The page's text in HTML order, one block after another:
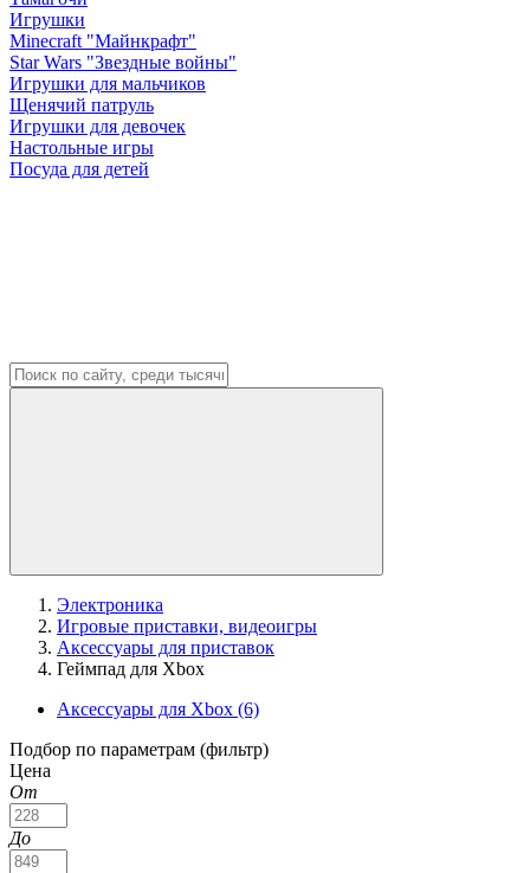
Игрушки
Minecraft "Майнкрафт"
Star Wars "Звездные войны"
Игрушки для мальчиков
Щенячий патруль
Игрушки для девочек
Настольные игры
Посуда для детей
Электроника
Игровые приставки, видеоигры
Аксессуары для приставок
Геймпад для Xbox
Аксессуары для Xbox (6)
Подбор по параметрам (фильтр)
Цена
От
До